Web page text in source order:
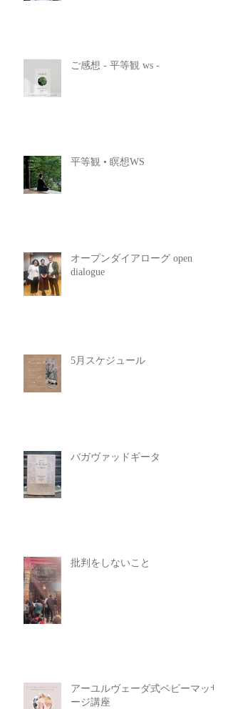
ご感想 - 平等観 ws -
平等観 • 瞑想WS
オープンダイアローグ open
dialogue
5月スケジュール
バガヴァッドギータ
批判をしないこと
アーユルヴェーダ式ベビーマッサ
ージ講座